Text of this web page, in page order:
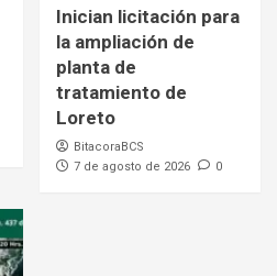
Inician licitación para
la ampliación de
planta de
tratamiento de
Loreto
BitacoraBCS
7 de agosto de 2026
0